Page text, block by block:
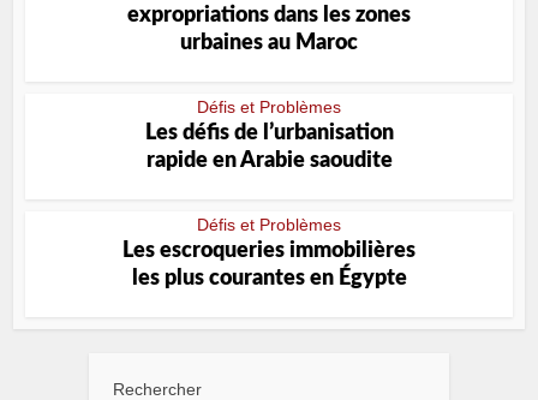
expropriations dans les zones
urbaines au Maroc
Défis et Problèmes
Les défis de lʼurbanisation
rapide en Arabie saoudite
Défis et Problèmes
Les escroqueries immobilières
les plus courantes en Égypte
Rechercher